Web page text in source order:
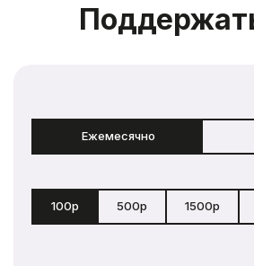
Ежемесячно
100р 500р 1500р